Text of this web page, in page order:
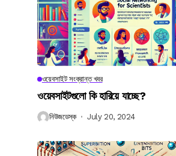
ওয়েবসাইট সংক্রান্ত খবর
ওয়েবসাইটগুলো কি হারিয়ে যাচ্ছে?
নিউজডেস্ক July 20, 2024